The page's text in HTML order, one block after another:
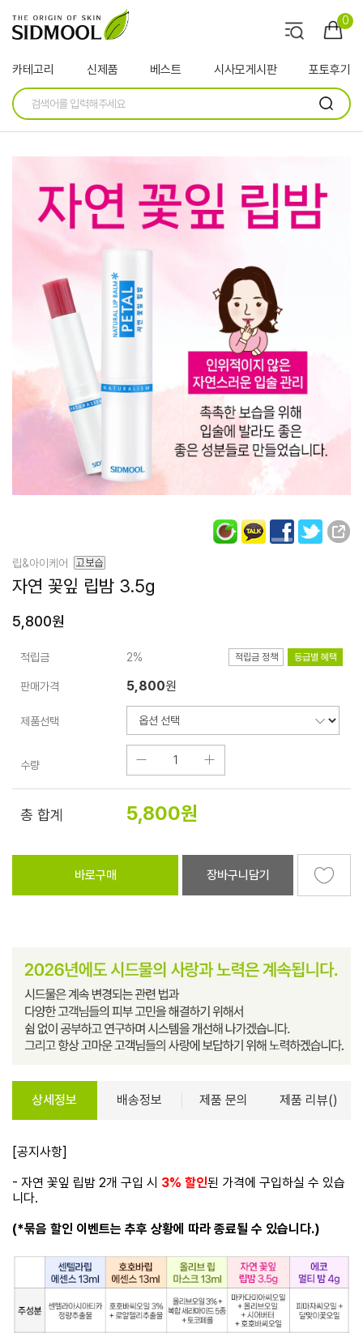
0
카테고리 신제품 베스트 시사모게시판 포토후기
립&아이케어
자연 꽃잎 립밤 3.5g
5,800원
적립금 2% 적립금 정책 등급별 혜택
판매가격 5,800원
제품선택
수량
총 합계 5,800원
바로구매 장바구니담기
상세정보 배송정보 제품 문의 제품 리뷰()
[공지사항]
- 자연 꽃잎 립밤 2개 구입 시 3% 할인된 가격에 구입하실 수 있습
니다.
(*묶음 할인 이벤트는 추후 상황에 따라 종료될 수 있습니다.)